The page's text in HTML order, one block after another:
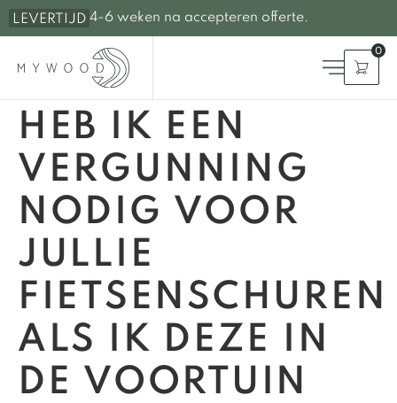
LEVERTIJD 4-6 weken na accepteren offerte.
0
HEB IK EEN
VERGUNNING
NODIG VOOR
JULLIE
FIETSENSCHUREN
ALS IK DEZE IN
DE VOORTUIN